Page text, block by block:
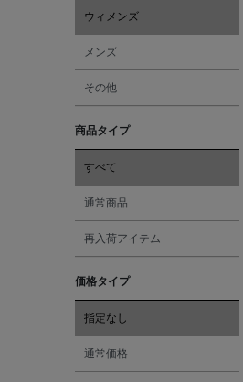
ウィメンズ
メンズ
その他
商品タイプ
すべて
通常商品
再入荷アイテム
価格タイプ
指定なし
通常価格